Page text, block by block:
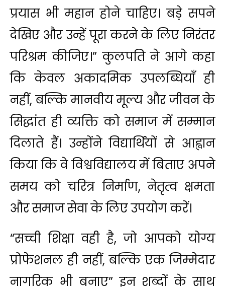
प्रयास भी महान होने चाहिए। बड़े सपने
देखिए और उन्हें पूरा करने के लिए निरंतर
परिश्रम कीजिए।” कुलपति ने आगे कहा
कि केवल अकादमिक उपलब्धियाँ ही
नहीं, बल्कि मानवीय मूल्य और जीवन के
सिद्धांत ही व्यक्ति को समाज में सम्मान
दिलाते हैं। उन्होंने विद्यार्थियों से आह्वान
किया कि वे विश्वविद्यालय में बिताए अपने
समय को चरित्र निर्माण, नेतृत्व क्षमता
और समाज सेवा के लिए उपयोग करें।
“सच्ची शिक्षा वही है, जो आपको योग्य
प्रोफेशनल ही नहीं, बल्कि एक जिम्मेदार
नागरिक भी बनाए” इन शब्दों के साथ